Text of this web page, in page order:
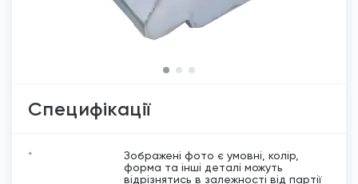
Специфікації
*
Зображені фото є умовні, колір,
форма та інші деталі можуть
відрізнятись в залежності від партії